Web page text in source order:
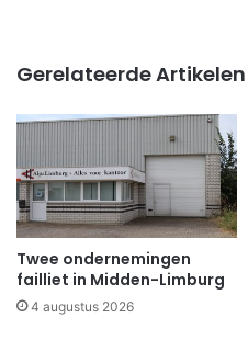
Gerelateerde Artikelen
Twee ondernemingen
failliet in Midden-Limburg
4 augustus 2026